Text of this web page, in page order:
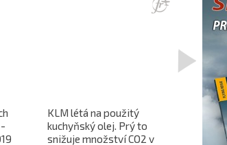
KLM létá na použitý
kuchyňský olej. Prý to
snižuje množství CO2 v
L-610
>